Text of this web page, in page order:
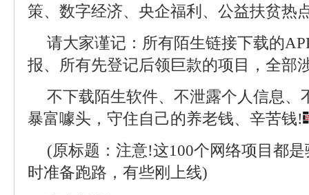
策、数字经济、央企福利、公益扶贫热
请大家谨记：所有陌生链接下载的
报、所有先登记后领巨款的项目，全部
不下载陌生软件、不泄露个人信息、
暴富噱头，守住自己的养老钱、辛苦钱!
(原标题：注意!这100个网络项目都
时准备跑路，有些刚上线)